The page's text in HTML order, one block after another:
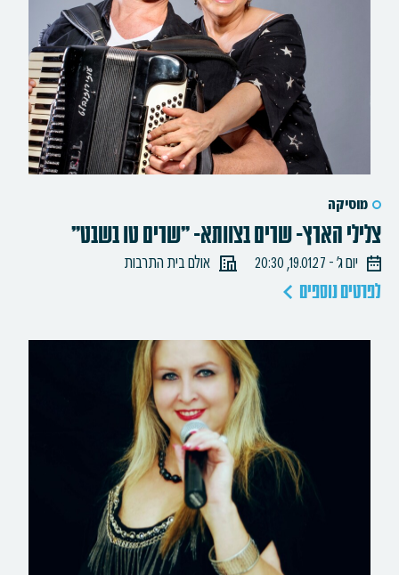
מוסיקה
צלילי הארץ- שרים בצוותא- "שרים טו בשבט"
יום ג׳ - 19.01.27, 20:30 אולם בית התרבות
לפרטים נוספים